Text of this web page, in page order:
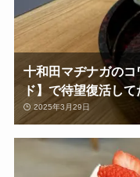
十和田マヂナガの
ド】で待望復活し
2025年3月29日